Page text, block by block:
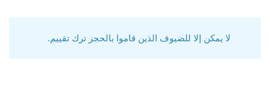
لا يمكن إلا للضيوف الذين قاموا بالحجز ترك تقييم.